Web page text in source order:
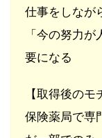
仕事をしなが
「今の努力
要になる
【取得後のモ
保険薬局で専